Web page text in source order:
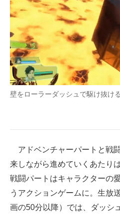
壁をローラーダッシュで駆け抜け
アドベンチャーパートと戦
来しながら進めていくあたり
戦闘パートはキャラクターの
うアクションゲームに。生放
画の50分以降）では、ダッシ